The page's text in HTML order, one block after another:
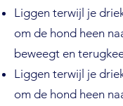
Liggen terwijl je
om de hond heen
beweegt en
Liggen terwijl je
om de hond heen